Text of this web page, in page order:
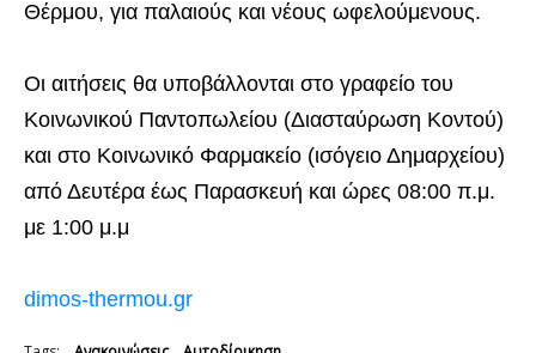
Θέρμου, για παλαιούς και νέους ωφελούμενους.
Οι αιτήσεις θα υποβάλλονται στο γραφείο του
Κοινωνικού Παντοπωλείου (Διασταύρωση Κοντού)
και στο Κοινωνικό Φαρμακείο (ισόγειο Δημαρχείου)
από Δευτέρα έως Παρασκευή και ώρες 08:00 π.μ.
με 1:00 μ.μ
dimos-thermou.gr